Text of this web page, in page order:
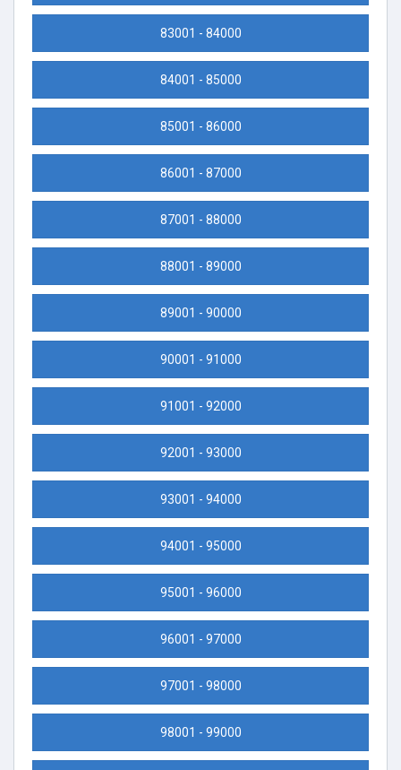
83001 - 84000
84001 - 85000
85001 - 86000
86001 - 87000
87001 - 88000
88001 - 89000
89001 - 90000
90001 - 91000
91001 - 92000
92001 - 93000
93001 - 94000
94001 - 95000
95001 - 96000
96001 - 97000
97001 - 98000
98001 - 99000